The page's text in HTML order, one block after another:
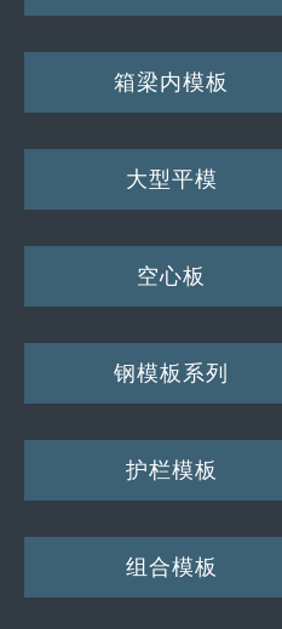
箱梁内模板
大型平模
空心板
钢模板系列
护栏模板
组合模板